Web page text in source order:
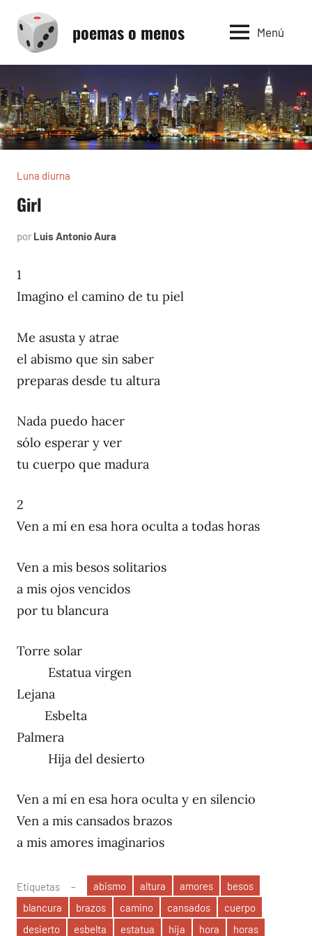
contenido
poemas o menos Menú
Luna diurna
Girl
por Luis Antonio Aura
1
Imagino el camino de tu piel
Me asusta y atrae
el abismo que sin saber
preparas desde tu altura
Nada puedo hacer
sólo esperar y ver
tu cuerpo que madura
2
Ven a mí en esa hora oculta a todas horas
Ven a mis besos solitarios
a mis ojos vencidos
por tu blancura
Torre solar
Estatua virgen
Lejana
Esbelta
Palmera
Hija del desierto
Ven a mí en esa hora oculta y en silencio
Ven a mis cansados brazos
a mis amores imaginarios
Etiquetas abismo altura amores
besos
blancura
brazos camino cansados
cuerpo
desierto
esbelta estatua hija hora
horas